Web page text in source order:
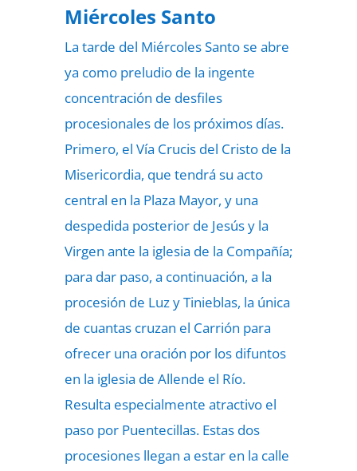
Miércoles Santo
La tarde del Miércoles Santo se abre
ya como preludio de la ingente
concentración de desfiles
procesionales de los próximos días.
Primero, el Vía Crucis del Cristo de la
Misericordia, que tendrá su acto
central en la Plaza Mayor, y una
despedida posterior de Jesús y la
Virgen ante la iglesia de la Compañía;
para dar paso, a continuación, a la
procesión de Luz y Tinieblas, la única
de cuantas cruzan el Carrión para
ofrecer una oración por los difuntos
en la iglesia de Allende el Río.
Resulta especialmente atractivo el
paso por Puentecillas. Estas dos
procesiones llegan a estar en la calle